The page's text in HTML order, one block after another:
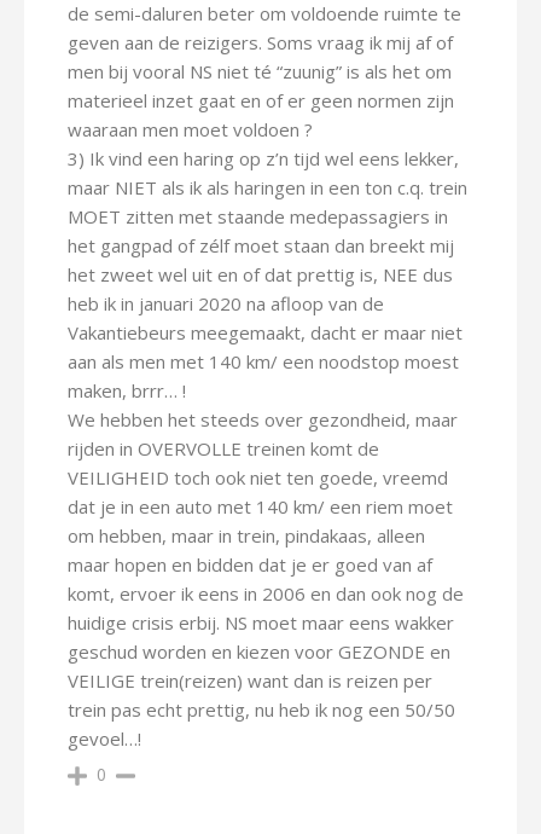
de semi-daluren beter om voldoende ruimte te
geven aan de reizigers. Soms vraag ik mij af of
men bij vooral NS niet té “zuunig” is als het om
materieel inzet gaat en of er geen normen zijn
waaraan men moet voldoen ?
3) Ik vind een haring op z’n tijd wel eens lekker,
maar NIET als ik als haringen in een ton c.q. trein
MOET zitten met staande medepassagiers in
het gangpad of zélf moet staan dan breekt mij
het zweet wel uit en of dat prettig is, NEE dus
heb ik in januari 2020 na afloop van de
Vakantiebeurs meegemaakt, dacht er maar niet
aan als men met 140 km/ een noodstop moest
maken, brrr… !
We hebben het steeds over gezondheid, maar
rijden in OVERVOLLE treinen komt de
VEILIGHEID toch ook niet ten goede, vreemd
dat je in een auto met 140 km/ een riem moet
om hebben, maar in trein, pindakaas, alleen
maar hopen en bidden dat je er goed van af
komt, ervoer ik eens in 2006 en dan ook nog de
huidige crisis erbij. NS moet maar eens wakker
geschud worden en kiezen voor GEZONDE en
VEILIGE trein(reizen) want dan is reizen per
trein pas echt prettig, nu heb ik nog een 50/50
gevoel…!
0